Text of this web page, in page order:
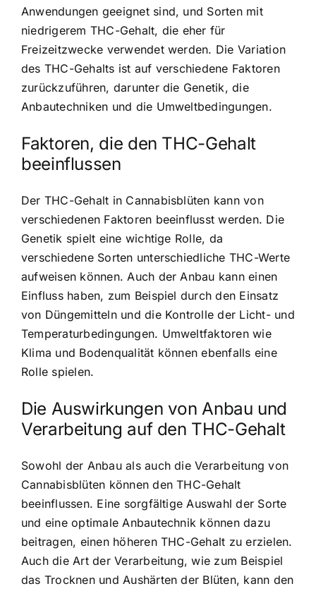
Anwendungen geeignet sind, und Sorten mit
niedrigerem THC-Gehalt, die eher für
Freizeitzwecke verwendet werden. Die Variation
des THC-Gehalts ist auf verschiedene Faktoren
zurückzuführen, darunter die Genetik, die
Anbautechniken und die Umweltbedingungen.
Faktoren, die den THC-Gehalt
beeinflussen
Der THC-Gehalt in Cannabisblüten kann von
verschiedenen Faktoren beeinflusst werden. Die
Genetik spielt eine wichtige Rolle, da
verschiedene Sorten unterschiedliche THC-Werte
aufweisen können. Auch der Anbau kann einen
Einfluss haben, zum Beispiel durch den Einsatz
von Düngemitteln und die Kontrolle der Licht- und
Temperaturbedingungen. Umweltfaktoren wie
Klima und Bodenqualität können ebenfalls eine
Rolle spielen.
Die Auswirkungen von Anbau und
Verarbeitung auf den THC-Gehalt
Sowohl der Anbau als auch die Verarbeitung von
Cannabisblüten können den THC-Gehalt
beeinflussen. Eine sorgfältige Auswahl der Sorte
und eine optimale Anbautechnik können dazu
beitragen, einen höheren THC-Gehalt zu erzielen.
Auch die Art der Verarbeitung, wie zum Beispiel
das Trocknen und Aushärten der Blüten, kann den